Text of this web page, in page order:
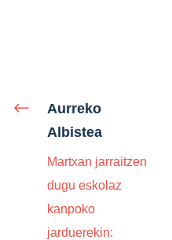
Aurreko
Albistea
Martxan jarraitzen
dugu eskolaz
kanpoko
jarduerekin: